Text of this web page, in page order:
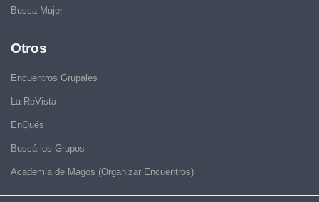
Busca Mujer
Otros
Encuentros Grupales
La ReVista
EnQués
Buscá los Grupos
Academia de Magos (Organizar Encuentros)